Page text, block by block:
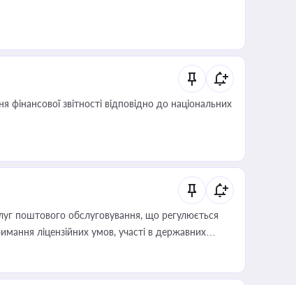
звітності відповідно до національних
поштового обслуговування, що регулюється
ліцензійних умов, участі в державних